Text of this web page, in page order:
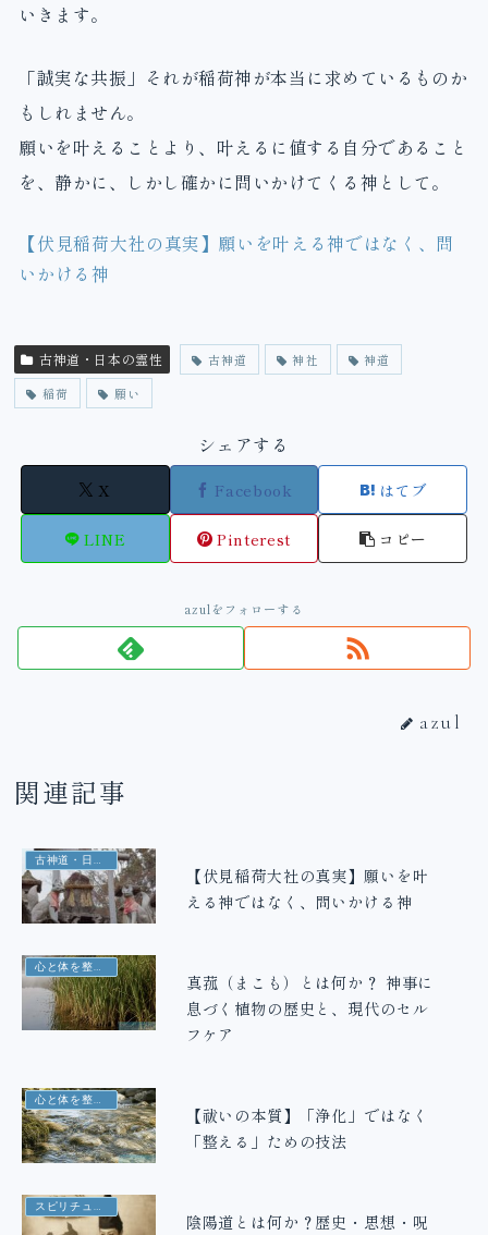
いきます。
「誠実な共振」それが稲荷神が本当に求めているものか
もしれません。
願いを叶えることより、叶えるに値する自分であること
を、静かに、しかし確かに問いかけてくる神として。
【伏見稲荷大社の真実】願いを叶える神ではなく、問
いかける神
古神道・日本の霊性 古神道 神社
神道
稲荷
願い
シェアする
X Facebook はてブ
LINE Pinterest コピー
azulをフォローする
azul
関連記事
古神道・日本の霊性
【伏見稲荷大社の真実】願いを叶
える神ではなく、問いかける神
心と体を整える
真菰（まこも）とは何か？ 神事に
息づく植物の歴史と、現代のセル
フケア
心と体を整える
【祓いの本質】「浄化」ではなく
「整える」ための技法
スピリチュアルの基本
陰陽道とは何か？歴史・思想・呪